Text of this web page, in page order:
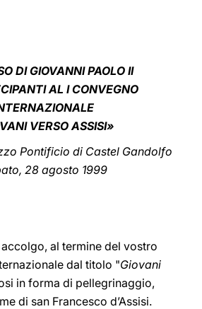
DI GIOVANNI PAOLO II
AL I CONVEGNO
VERSO ASSISI»
Pontificio di Castel Gandolfo
28 agosto 1999
al termine del vostro
dal titolo "Giovani
in forma di pellegrinaggio,
di san Francesco d’Assisi.